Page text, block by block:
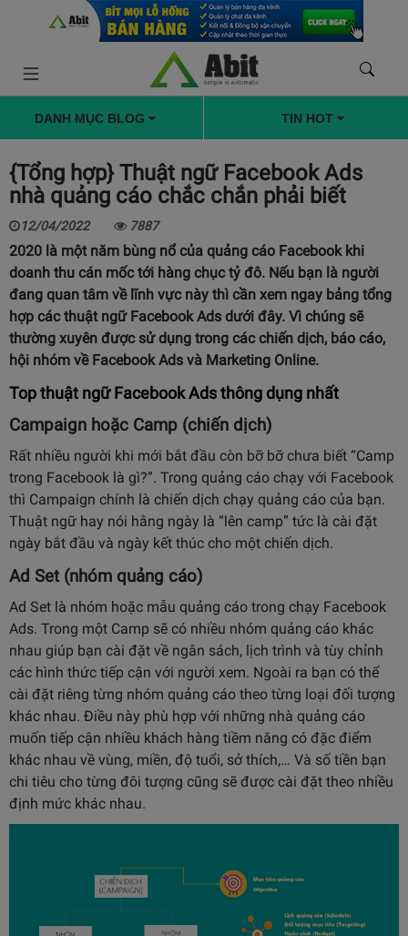
DANH MỤC BLOG TIN HOT
{Tổng hợp} Thuật ngữ Facebook Ads
nhà quảng cáo chắc chắn phải biết
12/04/2022 7887
2020 là một năm bùng nổ của quảng cáo Facebook khi
doanh thu cán mốc tới hàng chục tỷ đô. Nếu bạn là người
đang quan tâm về lĩnh vực này thì cần xem ngay bảng tổng
hợp các thuật ngữ Facebook Ads dưới đây. Vì chúng sẽ
thường xuyên được sử dụng trong các chiến dịch, báo cáo,
hội nhóm về Facebook Ads và Marketing Online.
Top thuật ngữ Facebook Ads thông dụng nhất
Campaign hoặc Camp (chiến dịch)
Rất nhiều người khi mới bắt đầu còn bỡ bỡ chưa biết “Camp
trong Facebook là gì?”. Trong quảng cáo chạy với Facebook
thì Campaign chính là chiến dịch chạy quảng cáo của bạn.
Thuật ngữ hay nói hằng ngày là “lên camp” tức là cài đặt
ngày bắt đầu và ngày kết thúc cho một chiến dịch.
Ad Set (nhóm quảng cáo)
Ad Set là nhóm hoặc mẫu quảng cáo trong chạy Facebook
Ads. Trong một Camp sẽ có nhiều nhóm quảng cáo khác
nhau giúp bạn cài đặt về ngân sách, lịch trình và tùy chỉnh
các hình thức tiếp cận với người xem. Ngoài ra bạn có thể
cài đặt riêng từng nhóm quảng cáo theo từng loại đối tượng
khác nhau. Điều này phù hợp với những nhà quảng cáo
muốn tiếp cận nhiều khách hàng tiềm năng có đặc điểm
khác nhau về vùng, miền, độ tuổi, sở thích,… Và số tiền bạn
chi tiêu cho từng đôi tượng cũng sẽ được cài đặt theo nhiều
định mức khác nhau.